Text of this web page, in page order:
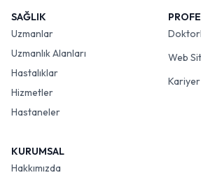
SAĞLIK
Uzmanlar
Uzmanlık Alanları
Hastalıklar
Hizmetler
Hastaneler
Web
Kariyer
KURUMSAL
Hakkımızda